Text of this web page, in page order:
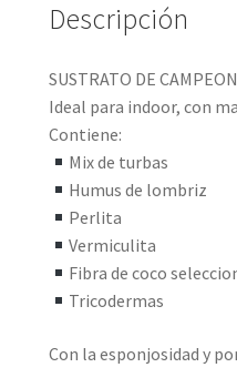
Descripción
SUSTRATO DE
Ideal para indoor, con
Contiene:
Mix de turbas
Humus de lombriz
Perlita
Vermiculita
Fibra de coco
Tricodermas
Con la esponjosidad y